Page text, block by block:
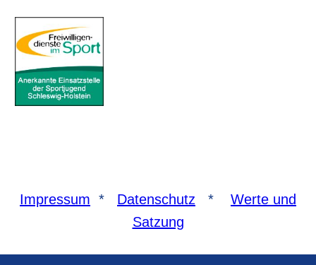
Impressum * Datenschutz * Werte und
Satzung